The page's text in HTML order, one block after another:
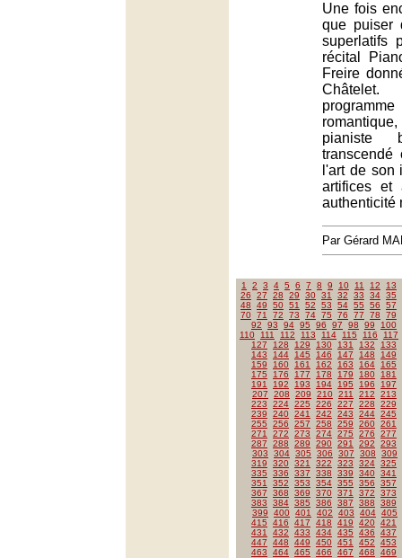
Une fois
que puiser
superlatifs
récital
Freire
pianiste
transcendé
l'art de son
artifices et
authenticité
Par Gérard
1 2 3 4 5 6 7 8 9 10 11 12
13
26
27 28 29 30 31 32 33 34 35
48
49 50 51 52 53 54 55 56
57
70 71 72 73 74 75 76 77 78
79
92
93 94 95 96 97 98 99
100
110
111 112 113 114 115 116
117
127
128 129 130 131 132
133
143
144 145 146 147 148
149
159
160 161 162 163 164
165
175
176 177 178 179 180
181
191
192 193 194 195 196
197
207
208 209 210 211 212
213
223
224 225 226 227 228
229
239
240 241 242 243 244 245
255
256 257 258 259 260 261
271
272 273 274 275 276
277
287
288 289 290 291 292
293
303
304 305 306 307 308
309
319
320 321 322 323 324 325
335
336 337 338 339 340 341
351
352 353 354 355 356
357
367
368 369 370 371 372
373
383
384 385 386 387 388
389
399
400 401 402 403 404 405
415
416 417 418 419 420 421
431
432 433 434 435 436
437
447
448 449 450 451 452
453
463
464 465 466 467 468 469